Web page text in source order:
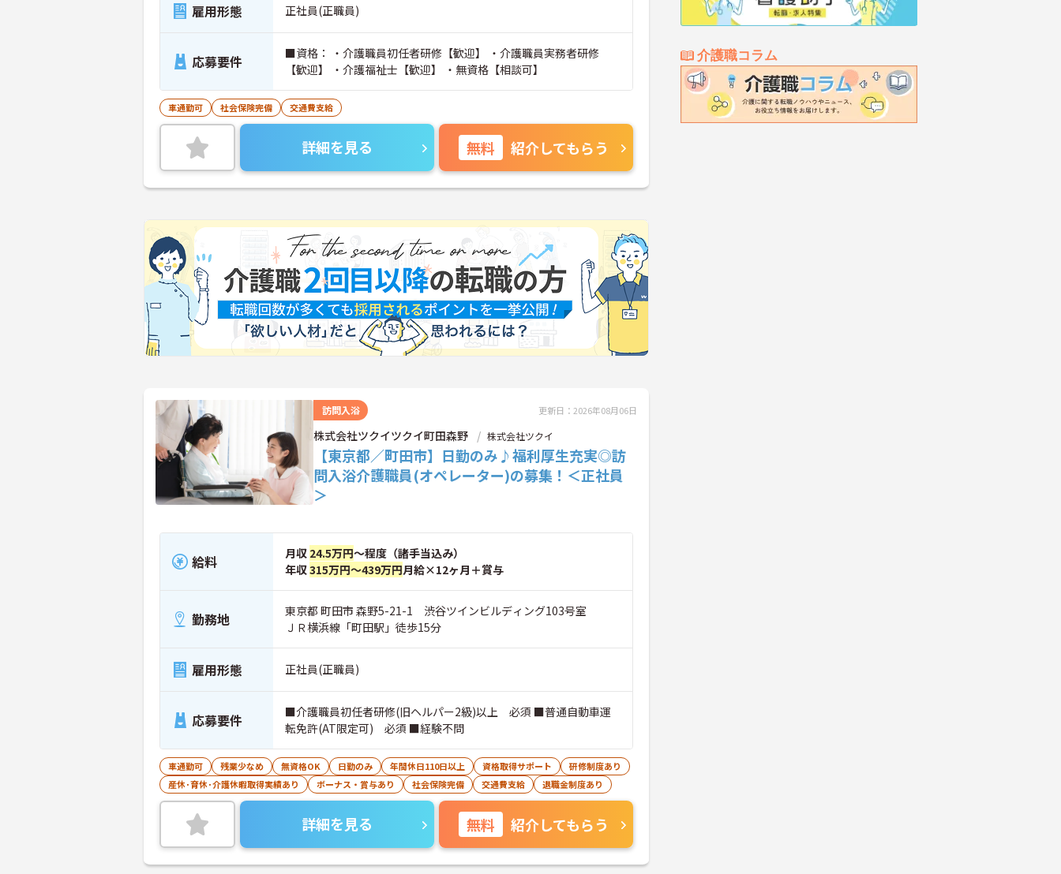
介護職コラム
雇用形態 正社員(正職員)
応募要件
■資格： ・介護職員初任者研修【歓迎】 ・介護職員実務者研修
【歓迎】 ・介護福祉士【歓迎】 ・無資格【相談可】
車通勤可 社会保険完備 交通費支給
詳細を見る 無料 紹介してもらう
訪問入浴 更新日：2026年08月06日
株式会社ツクイツクイ町田森野 株式会社ツクイ
【東京都／町田市】日勤のみ♪福利厚生充実◎訪
問入浴介護職員(オペレーター)の募集！＜正社員
＞
給料 月収 24.5万円～程度（諸手当込み）
年収315万円～439万円月給×12ヶ月＋賞与
勤務地
東京都 町田市 森野5-21-1 渋谷ツインビルディング103号室
ＪＲ横浜線「町田駅」徒歩15分
雇用形態 正社員(正職員)
応募要件
■介護職員初任者研修(旧ヘルパー2級)以上 必須 ■普通自動車運
転免許(AT限定可) 必須 ■経験不問
車通勤可 残業少なめ 無資格OK 日勤のみ 年間休日110日以上 資格取得サポート
研修制度あり
産休･育休･介護休暇取得実績あり
ボーナス・賞与あり 社会保険完備 交通費支給 退職金制度あり
詳細を見る 無料 紹介してもらう